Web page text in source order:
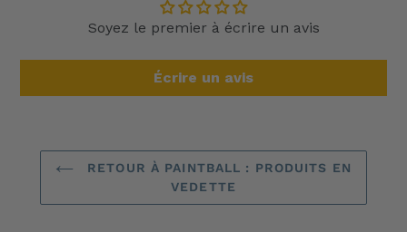
Soyez le premier à écrire un avis
Écrire un avis
RETOUR À PAINTBALL : PRODUITS EN
VEDETTE